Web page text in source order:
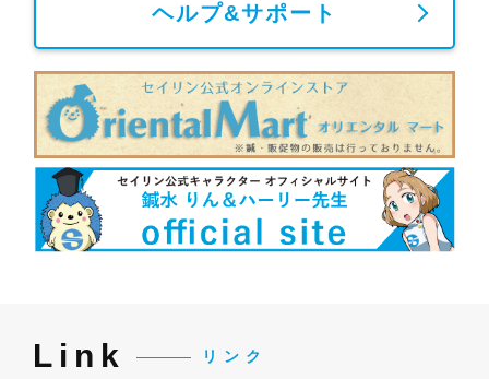
ヘルプ&サポート
Link リンク